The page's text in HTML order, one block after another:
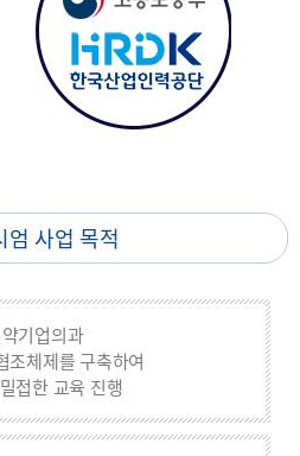
엄 사업 목적
기업의과
조체제를 구축하여
접한 교육 진행